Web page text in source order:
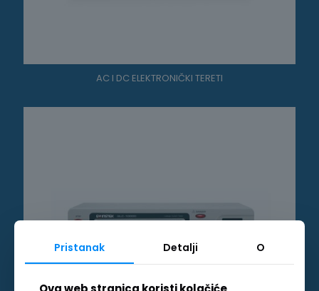
AC I DC ELEKTRONIČKI TERETI
Pristanak Detalji O